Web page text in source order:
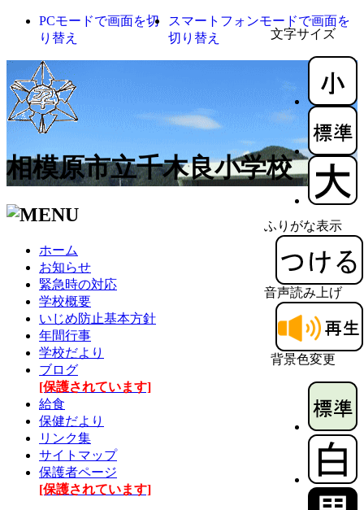
文字サイズ
ふりがな表示
音声読み上げ
背景色変更
PCモードで画面を切
り替え
スマートフォンモードで画面を
切り替え
相模原市立千木良小学校
ホーム
お知らせ
緊急時の対応
学校概要
いじめ防止基本方針
年間行事
学校だより
ブログ
[保護されています]
給食
保健だより
リンク集
サイトマップ
保護者ページ
[保護されています]